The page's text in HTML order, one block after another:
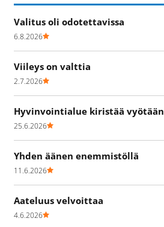
Valitus oli odotettavissa
6.8.2026
Viileys on valttia
2.7.2026
Hyvinvointialue kiristää vyötään
25.6.2026
Yhden äänen enemmistöllä
11.6.2026
Aateluus velvoittaa
4.6.2026